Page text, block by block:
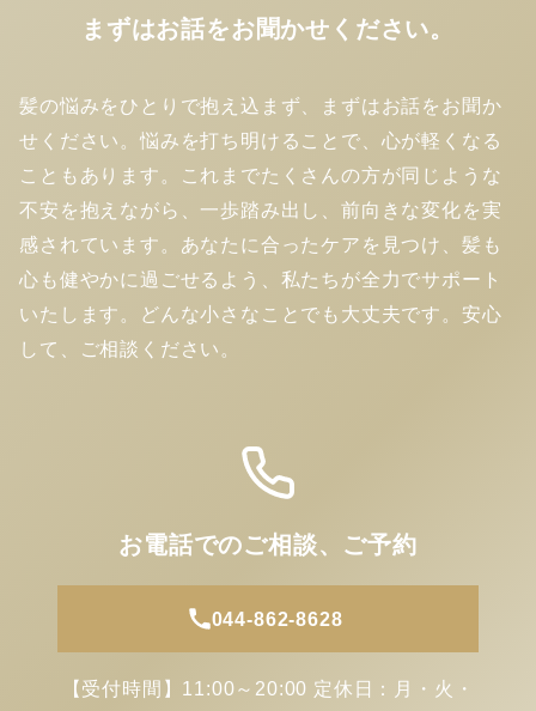
まずはお話をお聞かせください。
髪の悩みをひとりで抱え込まず、まずはお話をお聞か
せください。悩みを打ち明けることで、心が軽くなる
こともあります。これまでたくさんの方が同じような
不安を抱えながら、一歩踏み出し、前向きな変化を実
感されています。あなたに合ったケアを見つけ、髪も
心も健やかに過ごせるよう、私たちが全力でサポート
いたします。どんな小さなことでも大丈夫です。安心
して、ご相談ください。
お電話でのご相談、ご予約
044-862-8628
【受付時間】11:00～20:00 定休日：月・火・